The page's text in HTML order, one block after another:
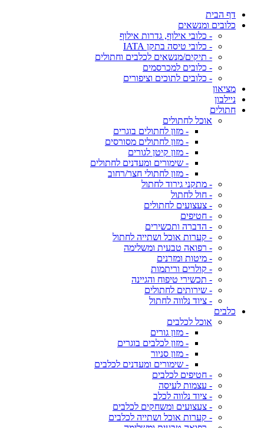
דף הבית
כלובים ומנשאים
- כלובי אילוף, גדרות אילוף
- כלובי טיסה בתקן IATA
- תיקים/מנשאים לכלבים וחתולים
- כלובים למכרסמים
- כלובים לתוכים וציפורים
מציאון
ניילבון
חתולים
אוכל לחתולים
- מזון לחתולים בוגרים
- מזון לחתולים מסורסים
- מזון קיטן לגורים
- שימורים ומעדנים לחתולים
- מזון לחתולי חצר/רחוב
- מתקני גירוד לחתול
- חול לחתול
- צעצועים לחתולים
- חטיפים
- הדברה ותכשירים
- קערות אוכל ושתייה לחתול
- רפואה טבעית ומשלימה
- מיטות ומזרנים
- קולרים וריתמות
- תכשירי טיפוח והגיינה
- שירותים לחתולים
- ציוד נלווה לחתול
כלבים
אוכל לכלבים
- מזון גורים
- מזון לכלבים בוגרים
- מזון סניור
- שימורים ומעדנים לכלבים
- חטיפים לכלבים
- עצמות לעיסה
- ציוד נלווה לכלב
- צעצועים ומשחקים לכלבים
- קערות אוכל ושתייה לכלבים